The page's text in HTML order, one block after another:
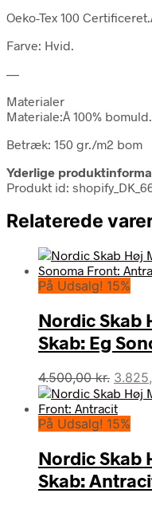
Oeko-Tex 100
Farve: Hvid.
—
Materialer
Materiale:Â 100% bomuld.
Betræk: 150 gr./m2 bom
Yderlige
Produkt id:
Relaterede
På Udsalg! 15%
Nordic Skab
Skab: Eg
4.500,00kr. Den
pris
var:
På Udsalg! 15%
Nordic Skab
Skab: